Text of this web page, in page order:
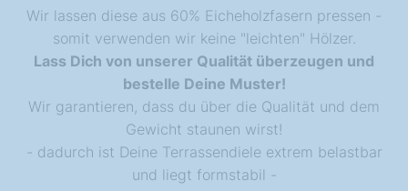
Wir lassen diese aus 60% Eicheholzfasern pressen -
somit verwenden wir keine "leichten" Hölzer.
Lass Dich von unserer Qualität überzeugen und
bestelle Deine Muster!
Wir garantieren, dass du über die Qualität und dem
Gewicht staunen wirst!
- dadurch ist Deine Terrassendiele extrem belastbar
und liegt formstabil -